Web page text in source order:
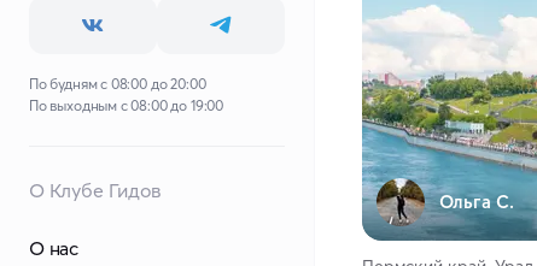
По будням с 08:00 до 20:00
По выходным с 08:00 до 19:00
О Клубе Гидов
О нас
Ольга С.